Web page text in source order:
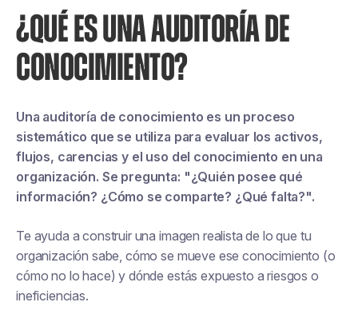
¿QUÉ ES UNA AUDITORÍA DE
CONOCIMIENTO?
Una auditoría de conocimiento es un proceso
sistemático que se utiliza para evaluar los activos,
flujos, carencias y el uso del conocimiento en una
organización. Se pregunta: "¿Quién posee qué
información? ¿Cómo se comparte? ¿Qué falta?".
Te ayuda a construir una imagen realista de lo que tu
organización sabe, cómo se mueve ese conocimiento (o
cómo no lo hace) y dónde estás expuesto a riesgos o
ineficiencias.